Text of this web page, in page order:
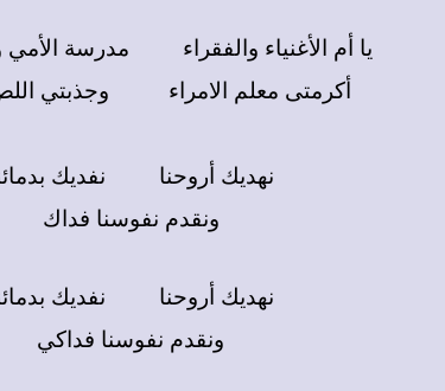
يا أم الغنياء والفقراء مدرسة المي
أكرمتى معلم الامراء وجذبتي
نهديكأروحنا
نفديك
ونقدم نفوسنا فداك
نهديكأروحنا
نفديك
ونقدم نفوسنا فداكي